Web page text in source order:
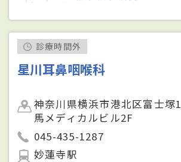
診療時間外
星川耳鼻咽喉科
神奈川県横浜市港北区富士
馬メディカルビル2F
045-435-1287
妙蓮寺駅